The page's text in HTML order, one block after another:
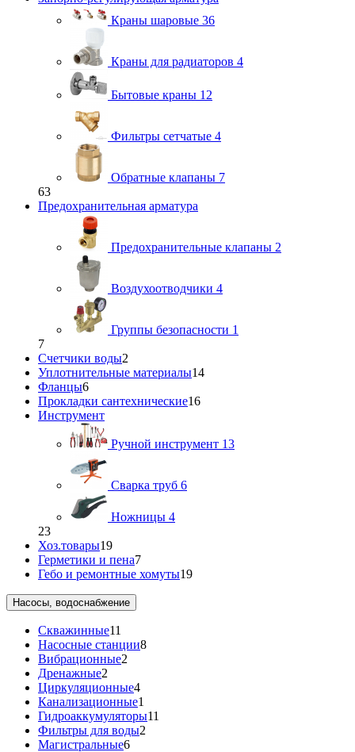
Краны шаровые 36
Краны для радиаторов 4
Бытовые краны 12
Фильтры сетчатые 4
Обратные клапаны 7
63
Предохранительная арматура
Предохранительные клапаны 2
Воздухоотводчики 4
Группы безопасности 1
7
Счетчики воды2
Уплотнительные материалы14
Фланцы6
Прокладки сантехнические16
Инструмент
Ручной инструмент 13
Сварка труб 6
Ножницы 4
23
Хоз.товары19
Герметики и пена7
Гебо и ремонтные хомуты19
Насосы, водоснабжение
Скважинные11
Насосные станции8
Вибрационные2
Дренажные2
Циркуляционные4
Канализационные1
Гидроаккумуляторы11
Фильтры для воды2
Магистральные6